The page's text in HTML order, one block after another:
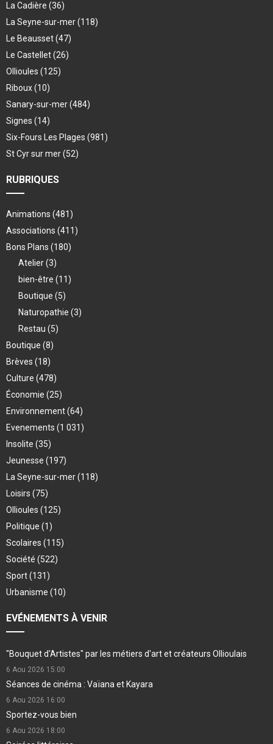
La Cadière (36)
La Seyne-sur-mer(118)
Le Beausset(47)
Le Castellet(26)
Ollioules (125)
Riboux(10)
Sanary-sur-mer(484)
Signes (14)
Six-Fours Les Plages (981)
St Cyr sur mer(52)
RUBRIQUES
Animations (481)
Associations (411)
Bons Plans (180)
Atelier(3)
bien-être (11)
Boutique (5)
Naturopathie (3)
Restau (5)
Boutique (8)
Brèves (18)
Culture (478)
Économie (25)
Environnement(64)
Evenements (1 031)
Insolite (35)
Jeunesse (197)
La Seyne-sur-mer(118)
Loisirs (75)
Ollioules (125)
Politique (1)
Scolaires (115)
Société (522)
Sport(131)
Urbanisme (10)
EVÉNEMENTS À VENIR
"Bouquet d'Artistes" par les métiers d'art et créateurs Ollioulais
6 Aou 2026 15:00
Séances de cinéma : Vaïana et Kayara
6 Aou 2026 16:00
Sportez-vous bien
6 Aou 2026 18:00